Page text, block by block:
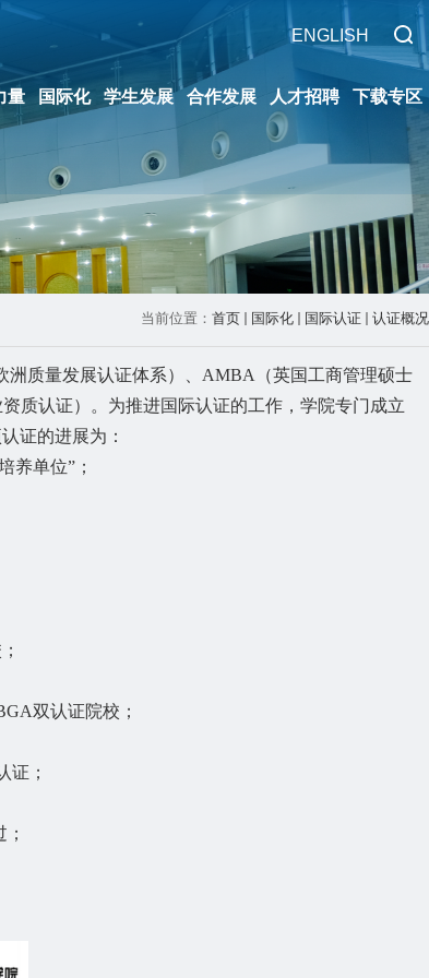
ENGLISH
量 国际化 学生发展 合作发展 人才招聘 下载专区
当前位置： 首页 国际化 国际认证 认证概况
质量发展认证体系）、AMBA（英国工商管理硕士
质认证）。为推进国际认证的工作，学院专门成立
证的进展为：
养单位”；
双认证院校；
证；